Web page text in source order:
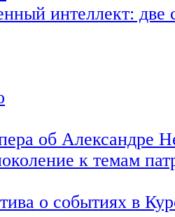
интеллект:
об Александре
к темам
о событиях в